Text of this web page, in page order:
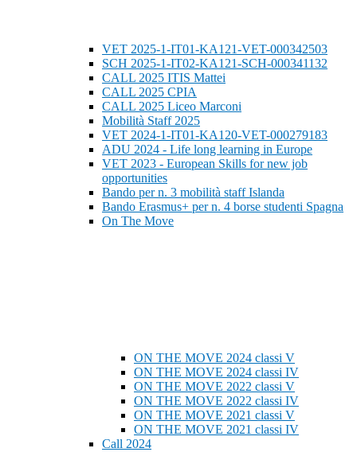
VET 2025-1-IT01-KA121-VET-000342503
SCH 2025-1-IT02-KA121-SCH-000341132
CALL 2025 ITIS Mattei
CALL 2025 CPIA
CALL 2025 Liceo Marconi
Mobilità Staff 2025
VET 2024-1-IT01-KA120-VET-000279183
ADU 2024 - Life long learning in Europe
VET 2023 - European Skills for new job
opportunities
Bando per n. 3 mobilità staff Islanda
Bando Erasmus+ per n. 4 borse studenti Spagna
On The Move
ON THE MOVE 2024 classi V
ON THE MOVE 2024 classi IV
ON THE MOVE 2022 classi V
ON THE MOVE 2022 classi IV
ON THE MOVE 2021 classi V
ON THE MOVE 2021 classi IV
Call 2024